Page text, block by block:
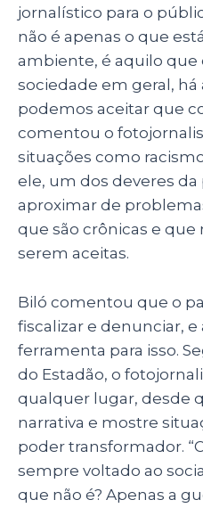
jornalístico para o
não é apenas o que
ambiente, é aquilo que
sociedade em geral,
podemos aceitar que
comentou o
situações como
ele, um dos deveres da
aproximar de
que são crônicas e
serem aceitas.
Biló comentou que o
fiscalizar e denunciar,
ferramenta para isso.
do Estadão, o
qualquer lugar, desde
narrativa e mostre
poder transformador.
sempre voltado ao
que não é? Apenas a